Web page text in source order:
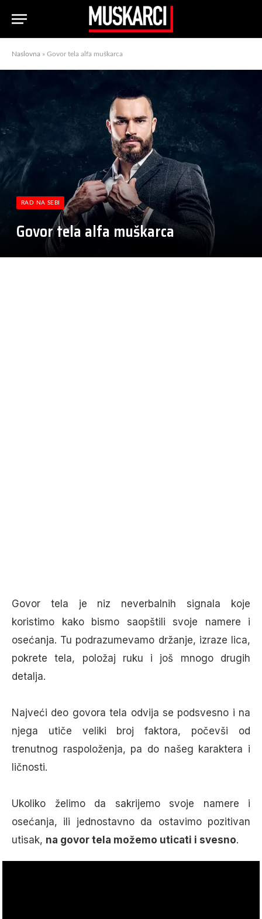
Naslovna » Govor tela alfa muškarca
RAD NA SEBI
Govor tela alfa muškarca
Govor tela je niz neverbalnih signala koje
koristimo kako bismo saopštili svoje namere i
osećanja. Tu podrazumevamo držanje, izraze lica,
pokrete tela, položaj ruku i još mnogo drugih
detalja.
Najveći deo govora tela odvija se podsvesno i na
njega utiče veliki broj faktora, počevši od
trenutnog raspoloženja, pa do našeg karaktera i
ličnosti.
Ukoliko želimo da sakrijemo svoje namere i
osećanja, ili jednostavno da ostavimo pozitivan
utisak, na govor tela možemo uticati i svesno.